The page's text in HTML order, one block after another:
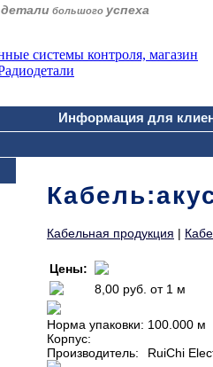
детали большого успеха
Информация для
Кабельная продукция |
Цены:
8,00 руб. от 1 м
Норма упаковки: 100.000 м
Корпус:
Производитель:
RuiChi